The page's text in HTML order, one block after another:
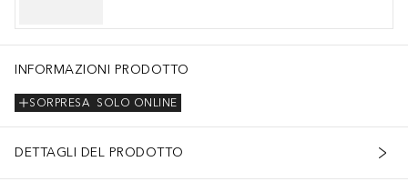
INFORMAZIONI PRODOTTO
SOLO ONLINE
SORPRESA
DETTAGLI DEL PRODOTTO